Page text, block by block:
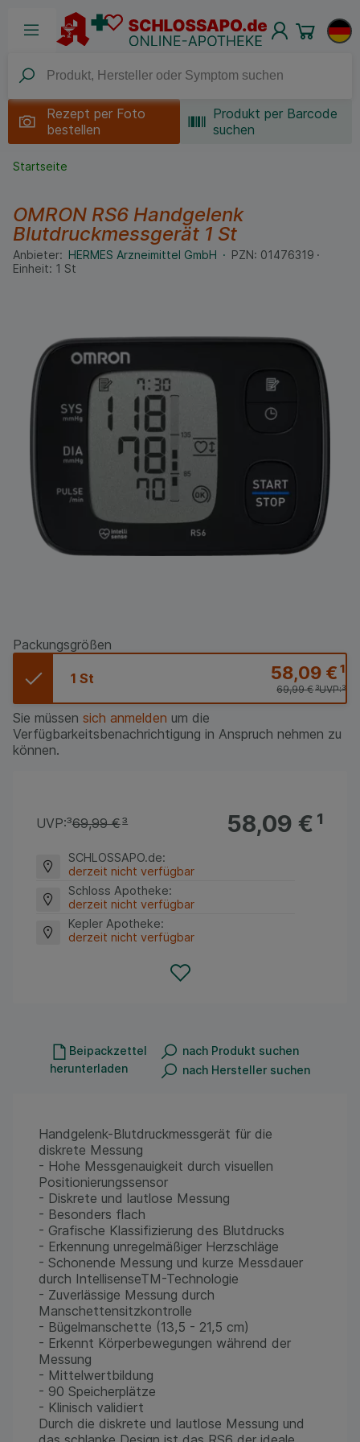
Rezept per Foto
bestellen
Produkt per Barcode
suchen
Startseite
OMRON RS6 Handgelenk
Blutdruckmessgerät 1 St
Anbieter: HERMES Arzneimittel GmbH PZN: 01476319
Einheit: 1 St
Packungsgrößen
1 St 58,09 €¹
UVP:³
69,99 €³
Sie müssen sich anmelden um die
Verfügbarkeitsbenachrichtigung in Anspruch nehmen zu
können.
58,09 €¹
UVP:³69,99 €³
SCHLOSSAPO.de:
derzeit nicht verfügbar
Schloss Apotheke:
derzeit nicht verfügbar
Kepler Apotheke:
derzeit nicht verfügbar
Beipackzettel
herunterladen
nach Produkt suchen
nach Hersteller suchen
Handgelenk-Blutdruckmessgerät für die
diskrete Messung
- Hohe Messgenauigkeit durch visuellen
Positionierungssensor
- Diskrete und lautlose Messung
- Besonders flach
- Grafische Klassifizierung des Blutdrucks
- Erkennung unregelmäßiger Herzschläge
- Schonende Messung und kurze Messdauer
durch IntellisenseTM-Technologie
- Zuverlässige Messung durch
Manschettensitzkontrolle
- Bügelmanschette (13,5 - 21,5 cm)
- Erkennt Körperbewegungen während der
Messung
- Mittelwertbildung
- 90 Speicherplätze
- Klinisch validiert
Durch die diskrete und lautlose Messung und